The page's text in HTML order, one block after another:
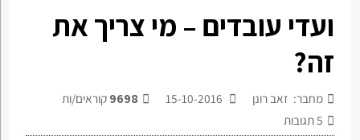
ועדי עובדים – מי צריך את
זה?
מחבר: זאב רונן 9698 קוראים/ות
5תגובות